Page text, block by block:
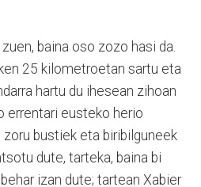
baina oso zozo hasi da.
25 kilometroetan sartu eta
hartu du ihesean zihoan
errentari eusteko herio
zoru bustiek eta biribilguneek
dute, tarteka, baina bi
izan dute; tartean Xabier